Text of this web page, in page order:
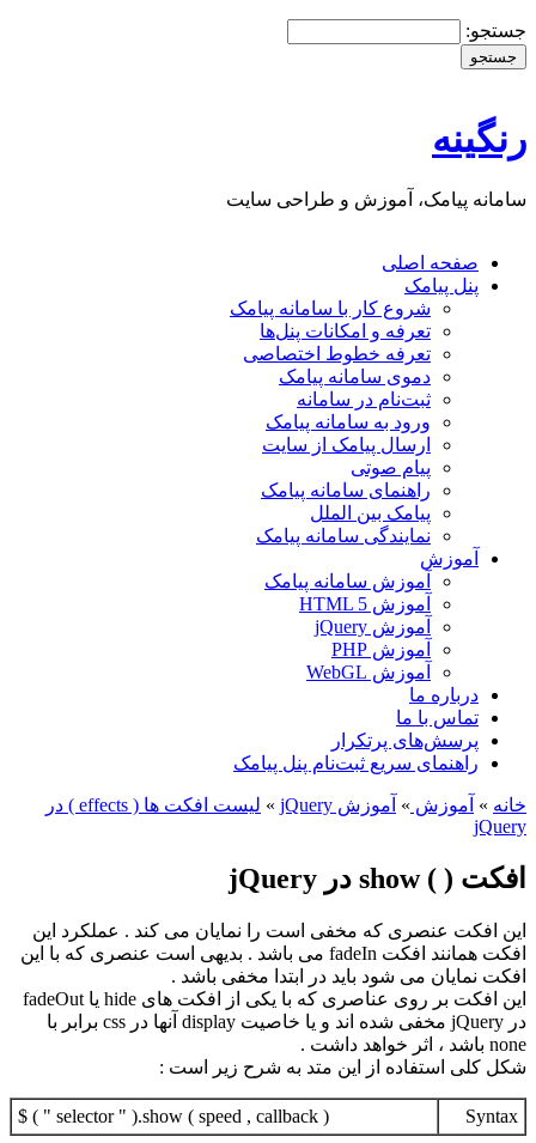
جستجو:
رنگینه
سامانه پیامک، آموزش و طراحی سایت
صفحه اصلی
پنل پيامک
شروع کار با سامانه پيامک
تعرفه و امکانات پنل‌ها
تعرفه خطوط اختصاصی
دموی سامانه پیامک
ثبت‌نام در سامانه
ورود به سامانه پيامک
ارسال پيامک از سايت
پیام صوتی
راهنمای سامانه پیامک
پیامک بین الملل
نمایندگی سامانه پیامک
آموزش
آموزش سامانه پیامک
آموزش HTML 5
آموزش jQuery
آموزش PHP
آموزش WebGL
درباره ما
تماس با ما
پرسش‌های پرتکرار
راهنمای سریع ثبت‌نام پنل پیامک
خانه » آموزش » آموزش jQuery »
لیست افکت ها ( effects ) در
jQuery
افکت ( ) show در jQuery
این افکت عنصری که مخفی است را نمایان می کند . عملکرد این
افکت همانند افکت fadeIn می باشد . بدیهی است عنصری که با این
افکت نمایان می شود باید در ابتدا مخفی باشد .
این افکت بر روی عناصری که با یکی از افکت های hide یا fadeOut
در jQuery مخفی شده اند و یا خاصیت display آنها در css برابر با
none باشد ، اثر خواهد داشت .
شکل کلی استفاده از این متد به شرح زیر است :
Syntax
$ ( " selector " ).show ( speed , callback )